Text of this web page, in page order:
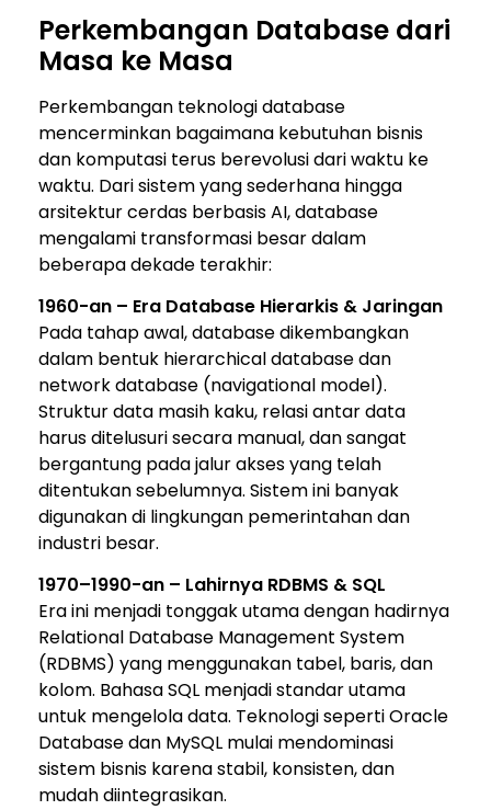
Perkembangan Database dari
Masa ke Masa
Perkembangan teknologi database
mencerminkan bagaimana kebutuhan bisnis
dan komputasi terus berevolusi dari waktu ke
waktu. Dari sistem yang sederhana hingga
arsitektur cerdas berbasis AI, database
mengalami transformasi besar dalam
beberapa dekade terakhir:
1960-an – Era Database Hierarkis & Jaringan
Pada tahap awal, database dikembangkan
dalam bentuk hierarchical database dan
network database (navigational model).
Struktur data masih kaku, relasi antar data
harus ditelusuri secara manual, dan sangat
bergantung pada jalur akses yang telah
ditentukan sebelumnya. Sistem ini banyak
digunakan di lingkungan pemerintahan dan
industri besar.
1970–1990-an – Lahirnya RDBMS & SQL
Era ini menjadi tonggak utama dengan hadirnya
Relational Database Management System
(RDBMS) yang menggunakan tabel, baris, dan
kolom. BahasaSQL menjadi standar utama
untuk mengelola data. Teknologi sepertiOracle
Databasedan MySQL mulai mendominasi
sistem bisnis karena stabil, konsisten, dan
mudah diintegrasikan.